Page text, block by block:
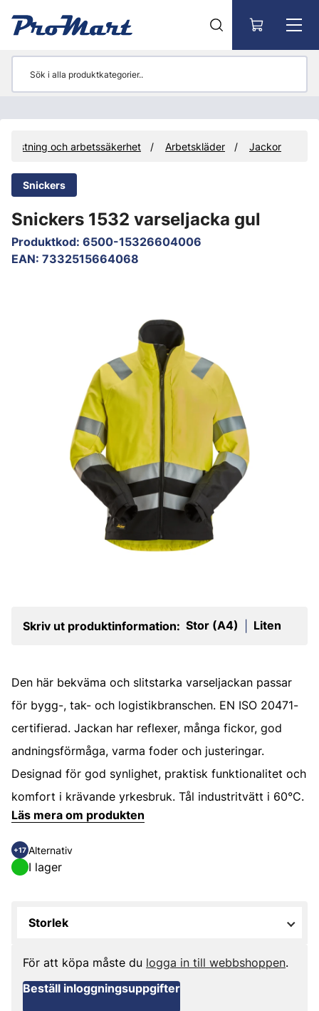
och arbetssäkerhet Arbetskläder Jackor
Snickers
Snickers 1532 varseljacka gul
Produktkod: 6500-15326604006
EAN: 7332515664068
Skriv ut produktinformation: Stor (A4) Liten
Den här bekväma och slitstarka varseljackan passar
för bygg-, tak- och logistikbranschen. EN ISO 20471-
certifierad. Jackan har reflexer, många fickor, god
andningsförmåga, varma foder och justeringar.
Designad för god synlighet, praktisk funktionalitet och
komfort i krävande yrkesbruk. Tål industritvätt i 60°C.
Läs mera om produkten
+17 Alternativ
I lager
Storlek
För att köpa måste du logga in till webbshoppen.
Beställ inloggningsuppgifter